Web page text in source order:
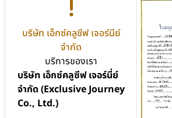
บริษัท เอ็กซ์คลูซีฟ เจอร์นีย์
จำกัด
บริการของเรา
บริษัท เอ็กซ์คลูซีฟ เจอร์นี่ย์
จำกัด (Exclusive Journey
Co., Ltd.)